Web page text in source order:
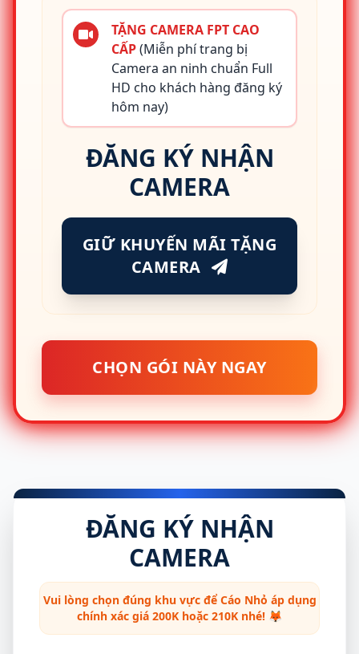
TẶNG CAMERA FPT CAO
CẤP(Miễn phí trang bị
Camera an ninh chuẩn Full
HD cho khách hàng đăng ký
hôm nay)
ĐĂNG KÝ NHẬN
CAMERA
GIỮ KHUYẾN MÃI TẶNG
CAMERA
CHỌN GÓI NÀY NGAY
ĐĂNG KÝ NHẬN
CAMERA
Vui lòng chọn đúng khu vực để Cáo Nhỏ áp dụng
chính xác giá 200K hoặc 210K nhé! 🦊